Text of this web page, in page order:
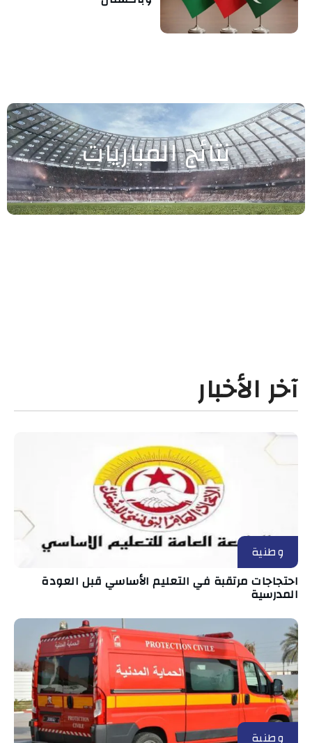
نتائج المباريات
آخر الأخبار
وطنية
احتجاجات مرتقبة في التعليم الأساسي قبل العودة
المدرسية
وطنية